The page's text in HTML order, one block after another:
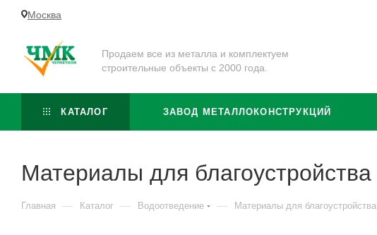
Москва
Продаем все из металла и комплектуем
строительные объекты с 2000 года.
КАТАЛОГ ЗАВОД МЕТАЛЛОКОНСТРУКЦИЙ
Материалы для благоустройства
Главная — Каталог — Водоотведение — Материалы для благоустройства